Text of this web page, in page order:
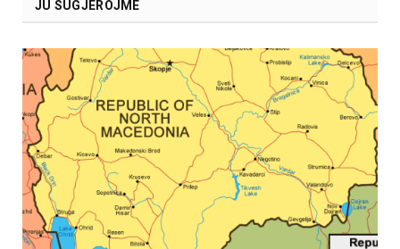
JU SUGJEROJMË